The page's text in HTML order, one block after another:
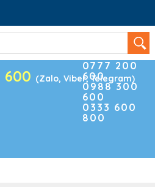
600 (Zalo, Viber, Telegram)
Điện thoại
0777 200
600
0988 300
600
0333 600
800
(0)